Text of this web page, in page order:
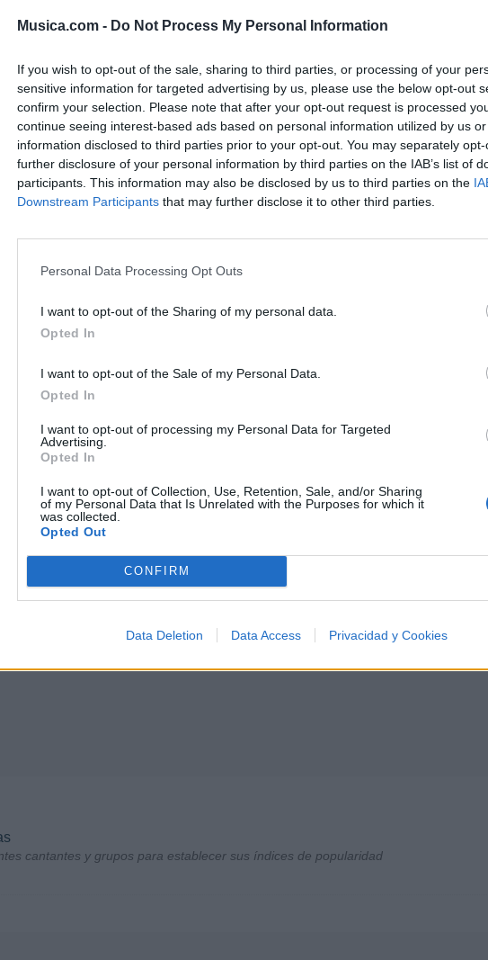
Musica.com - Do Not Process My Personal Information
If you wish to opt-out of the sale, sharing to third parties, or processing of your
sensitive information for targeted advertising by us, please use the below opt-out
confirm your selection. Please note that after your opt-out request is processed
continue seeing interest-based ads based on personal information utilized by us
information disclosed to third parties prior to your opt-out. You may separately
further disclosure of your personal information by third parties on the IAB’s list of
participants. This information may also be disclosed by us to third parties on the
Downstream Participants that may further disclose it to other third parties.
Personal Data Processing Opt Outs
I want to opt-out of the Sharing of my personal data.
Opted In
I want to opt-out of the Sale of my Personal Data.
Opted In
I want to opt-out of processing my Personal Data for Targeted
Advertising.
Opted In
I want to opt-out of Collection, Use, Retention, Sale, and/or Sharing
of my Personal Data that Is Unrelated with the Purposes for which it
was collected.
Opted Out
CONFIRM
Data Deletion Data Access Privacidad y Cookies
Añadir un comentario ...
🪐🚀 Canciones para Ver las Estrellas:
🌌🚀 Viaje intergaláctico: la mejor selección de
psicodelia, space rock y atmósferas cósmicas para
✨⭐
Playlists
G H
cantantes y grupos para establecer sus índices de popularidad